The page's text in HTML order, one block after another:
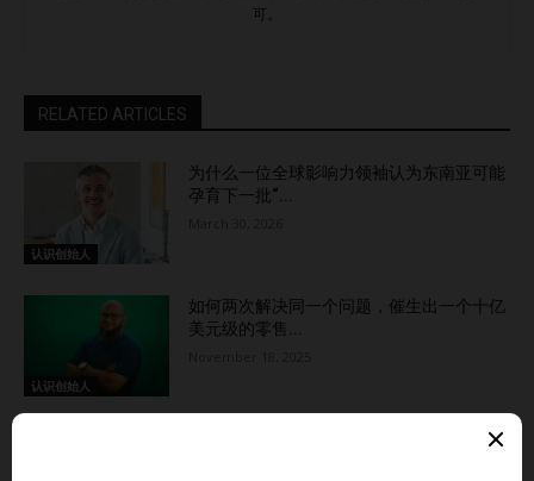
可。
RELATED ARTICLES
认识创始人
为什么一位全球影响力领袖认为东南亚可能
孕育下一批“...
认识创始人
如何两次解决同一个问题，催生出一个十亿
美元级的零售...
这位创始人的投资组合如何跑赢越南股市近